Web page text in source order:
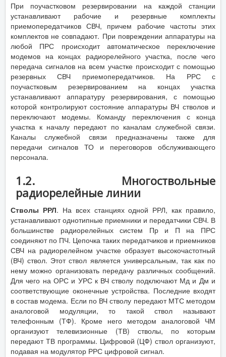
При поучастковом резервировании на каждой станции
устанавливают рабочие и резервные комплекты
приемопередатчиков СВЧ, причем рабочие частоты этих
комплектов не совпадают. При повреждении аппаратуры на
любой ПРС происходит автоматическое переключение
модемов на концах радиорелейного участка, после чего
передача сигналов на всем участке происходит с помощью
резервных СВЧ приемопередатчиков. На РРС с
поучастковым резервированием на концах участка
устанавливают аппаратуру резервирования, с помощью
которой контролируют состояние аппаратуры ВЧ стволов и
переключают модемы. Команду переключения с конца
участка к началу передают по каналам служебной связи.
Каналы служебной связи предназначены также для
передачи сигналов ТО и переговоров обслуживающего
персонала.
1.2. Многоствольные
радиорелейные линии
Стволы РРЛ. На всех станциях одной РРЛ, как правило,
устанавливают однотипные приемники и передатчики СВЧ. В
большинстве радиорелейных систем Пр и П на ПРС
соединяют по ПЧ. Цепочка таких передатчиков и приемников
СВЧ на радиорелейном участке образует высокочастотный
(ВЧ) ствол. Этот ствол является универсальным, так как по
нему можно организовать передачу различных сообщений.
Для чего на ОРС и УРС к ВЧ стволу подключают Мд и Дм и
соответствующие оконечные устройства. Последние входят
в состав модема. Если по ВЧ стволу передают МТС методом
аналоговой модуляции, то такой ствол называют
телефонным (ТФ). Кроме него методом аналоговой ЧМ
организуют телевизионные (ТВ) стволы, по которым
передают ТВ программы. Цифровой (ЦФ) ствол организуют,
подавая на модулятор РРС цифровой сигнал.